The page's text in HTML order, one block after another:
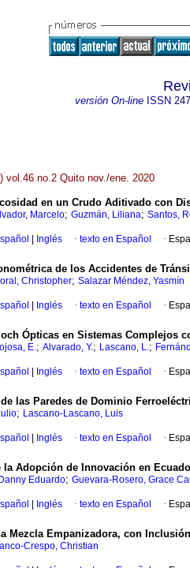
versión On-lineISSN
vol.46 no.2 Quito nov./ene. 2020
en un Crudo Aditivado con
Marcelo; Guzmán, Liliana; Santos,
Inglés · texto en Español ·
de los Accidentes de
Christopher; Salazar Méndez, Yasmín
Inglés · texto en Español ·
Ópticas en Sistemas Complejos
E.; Alvarado, Y.; Lascano, L.;
Inglés · texto en Español ·
las Paredes de Dominio
; Lascano-Lascano, Luis
Inglés · texto en Español ·
la Adopción de Innovación en
Eduardo; Guevara-Rosero, Grace
Inglés · texto en Español ·
Mezcla Empanizadora, con
Crespo, Christian